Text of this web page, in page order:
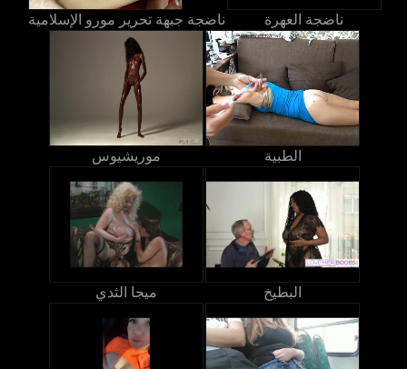
ناضجة جبهة تحرير مورو الإسلامية ناضجة العهرة
موريشيوس الطبية
ميجا الثدي البطيخ